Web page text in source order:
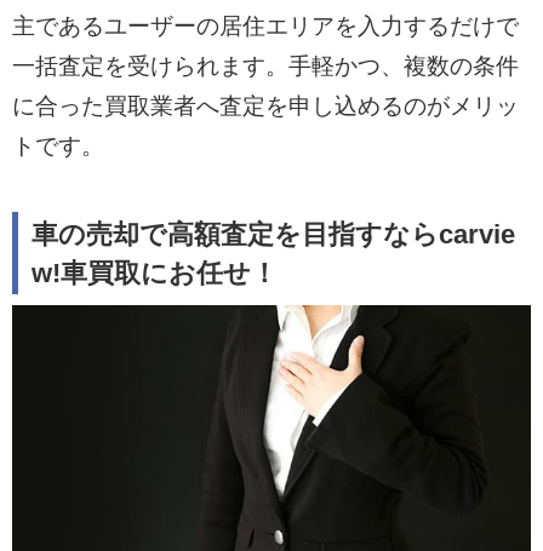
主であるユーザーの居住エリアを入力するだけで
一括査定を受けられます。手軽かつ、複数の条件
に合った買取業者へ査定を申し込めるのがメリッ
トです。
車の売却で高額査定を目指すならcarvie
w!車買取にお任せ！